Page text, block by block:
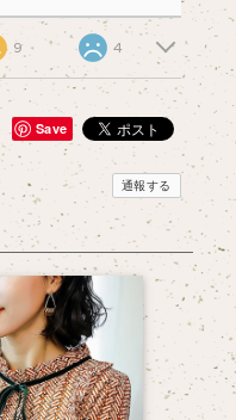
9 4
Save
通報する